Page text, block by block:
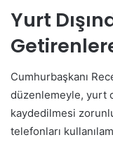
Yurt
Cumhurbaşkanı
düzenlemeyle, yurt
kaydedilmesi
telefonları